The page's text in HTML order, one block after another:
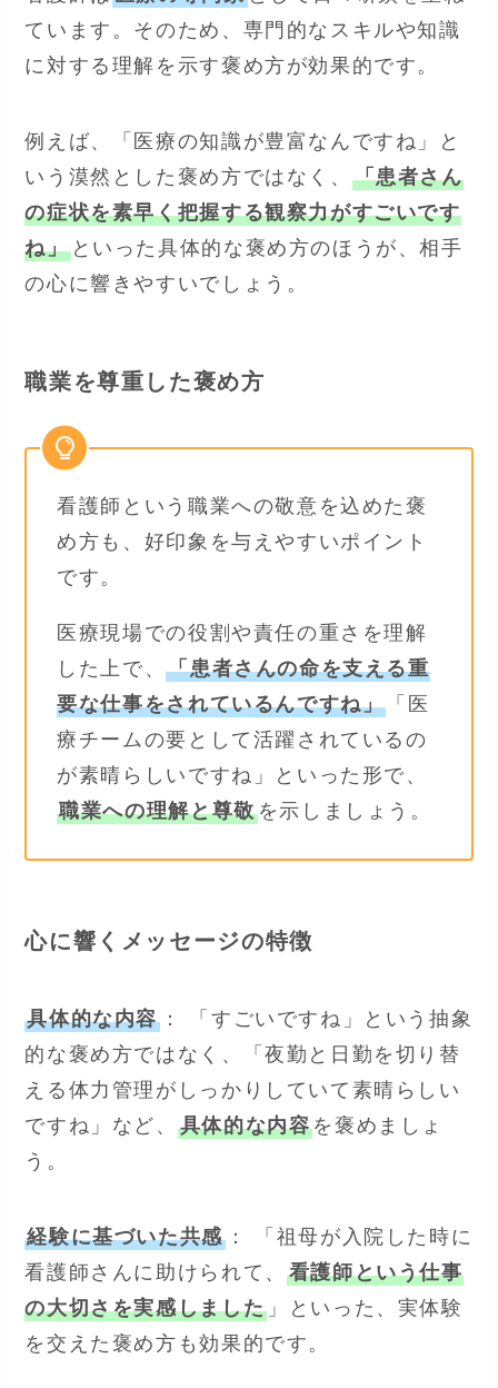
ています。そのため、専門的なスキルや知識
に対する理解を示す褒め方が効果的です。
例えば、「医療の知識が豊富なんですね」と
いう漠然とした褒め方ではなく、 「患者さん
の症状を素早く把握する観察力がすごいです
ね」といった具体的な褒め方のほうが、相手
の心に響きやすいでしょう。
職業を尊重した褒め方
看護師という職業への敬意を込めた褒
め方も、好印象を与えやすいポイント
です。
医療現場での役割や責任の重さを理解
した上で、「患者さんの命を支える重
要な仕事をされているんですね」 「医
療チームの要として活躍されているの
が素晴らしいですね」といった形で、
職業への理解と尊敬を示しましょう。
心に響くメッセージの特徴
具体的な内容 ： 「すごいですね」という抽象
的な褒め方ではなく、「夜勤と日勤を切り替
える体力管理がしっかりしていて素晴らしい
ですね」など、 具体的な内容を褒めましょ
う。
経験に基づいた共感： 「祖母が入院した時に
看護師さんに助けられて、 看護師という仕事
の大切さを実感しました 」といった、実体験
を交えた褒め方も効果的です。